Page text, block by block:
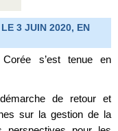
LE 3 JUIN 2020, EN
s’est tenue en
de retour et
sur la gestion de la